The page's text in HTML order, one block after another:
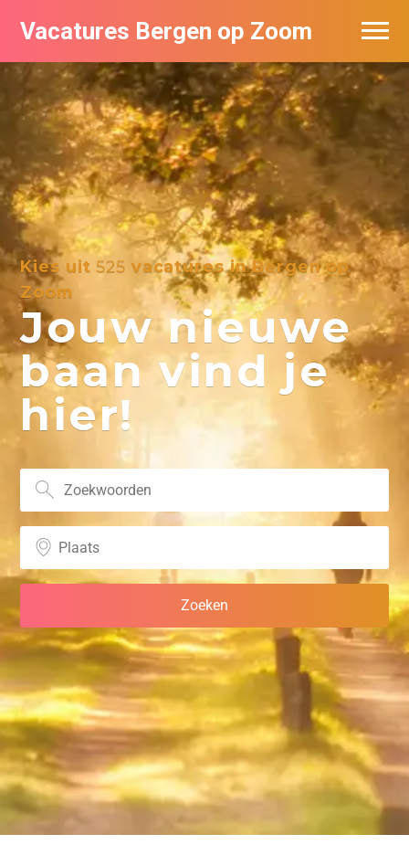
Vacatures Bergen op Zoom
Kies uit525 vacatures in Bergen op
Zoom
Jouw nieuwe
baan vind je
hier!
Vacatures per bedrijf
De populairste vacatures in Bergen op
Zoom